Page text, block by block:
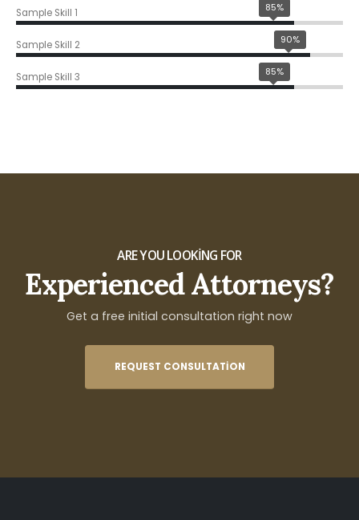
Sample Skill 1 85%
Sample Skill 2 90%
Sample Skill 3 85%
ARE YOU LOOKING FOR
Experienced Attorneys?
Get a free initial consultation right now
REQUEST CONSULTATION